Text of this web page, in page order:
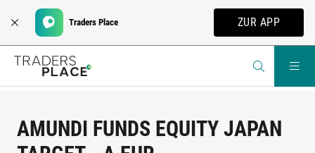
Traders Place ZUR APP
AMUNDI FUNDS EQUITY JAPAN